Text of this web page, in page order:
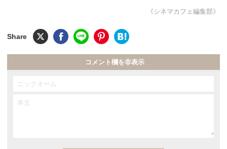
《シネマカフェ編集部》
コメント欄を非表示